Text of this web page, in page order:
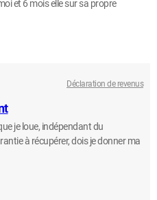
et 6 mois elle sur sa propre
Déclaration de revenus
je loue, indépendant du
à récupérer, dois je donner ma